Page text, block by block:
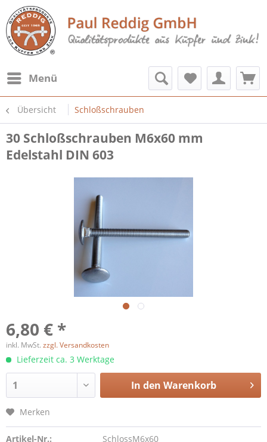
Menü
Übersicht Schloßschrauben
30 Schloßschrauben M6x60 mm
Edelstahl DIN 603
6,80 € *
inkl. MwSt. zzgl. Versandkosten
Lieferzeit ca. 3 Werktage
In den Warenkorb
Merken
Artikel-Nr.: SchlossM6x60